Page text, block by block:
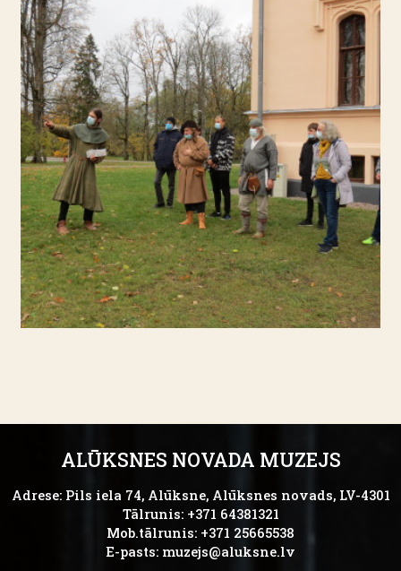
ALŪKSNES NOVADA MUZEJS
Adrese: Pils iela 74, Alūksne, Alūksnes novads, LV-4301
Tālrunis: +371 64381321
Mob.tālrunis: +371 25665538
E-pasts: muzejs@aluksne.lv